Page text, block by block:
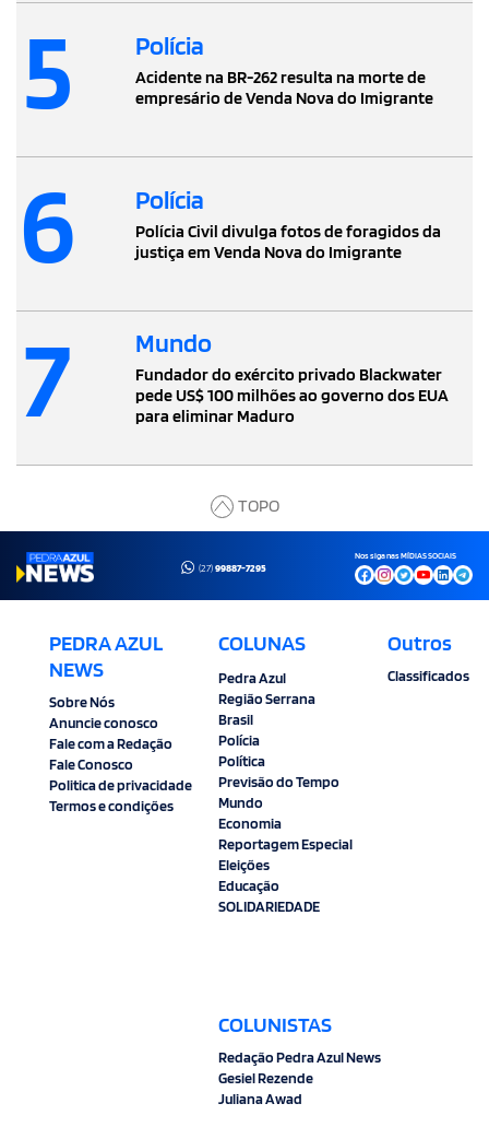
5 Polícia
Acidente na BR-262 resulta na morte de
empresário de Venda Nova do Imigrante
6 Polícia
Polícia Civil divulga fotos de foragidos da
justiça em Venda Nova do Imigrante
7 Mundo
Fundador do exército privado Blackwater
pede US$ 100 milhões ao governo dos EUA
para eliminar Maduro
TOPO
(27)99887-7295
Nos siga nas MÍDIAS SOCIAIS
PEDRA AZUL
NEWS
Sobre Nós
Anuncie conosco
Fale com a Redação
Fale Conosco
Politica de privacidade
Termos e condições
COLUNAS
Pedra Azul
Região Serrana
Brasil
Polícia
Política
Previsão do Tempo
Mundo
Economia
Reportagem Especial
Eleições
Educação
SOLIDARIEDADE
COLUNISTAS
Redação Pedra Azul News
Gesiel Rezende
Juliana Awad
Outros
Classificados